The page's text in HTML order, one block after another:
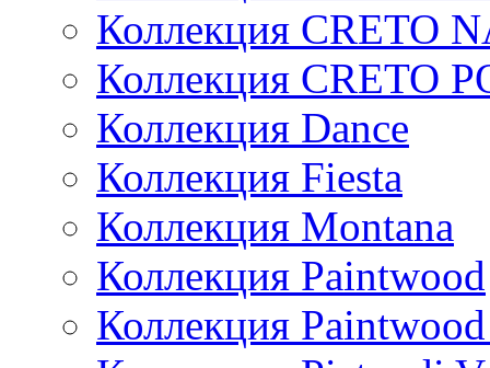
Коллекция CRETO
Коллекция CRETO
Коллекция Dance
Коллекция Fiesta
Коллекция Montana
Коллекция Paintwood
Коллекция